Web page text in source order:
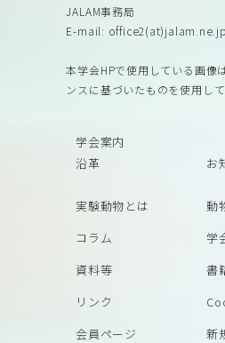
JALAM事務局
E-mail: office2(at)jalam.ne.jp
本学会HPで使用している画
ンスに基づいたものを使用して
学会案内
沿革
お
実験動物とは
動
コラム
学
資料等
書
リンク
会員ページ
新